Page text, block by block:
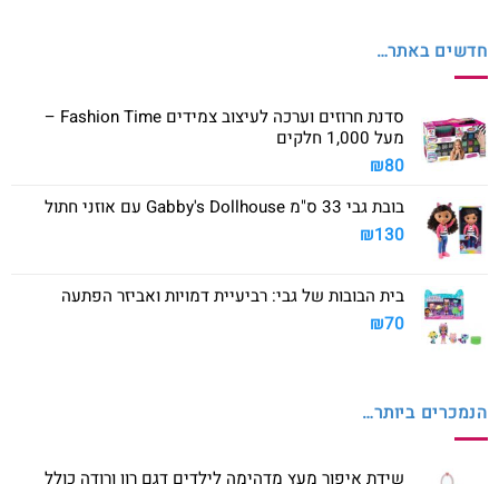
חדשים באתר…
סדנת חרוזים וערכה לעיצוב צמידים Fashion Time –
מעל 1,000 חלקים
₪80
בובת גבי 33 ס"מ Gabby's Dollhouse עם אוזני חתול
₪130
בית הבובות של גבי: רביעיית דמויות ואביזר הפתעה
₪70
הנמכרים ביותר…
שידת איפור מעץ מדהימה לילדים דגם רון ורודה כולל